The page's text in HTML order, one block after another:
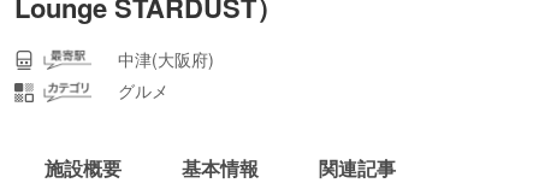
中津(大阪府)
グルメ
施設概要 基本情報 関連記事